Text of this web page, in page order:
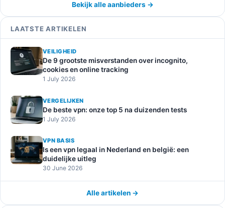
Bekijk alle aanbieders →
LAATSTE ARTIKELEN
VEILIGHEID
De 9 grootste misverstanden over incognito,
cookies en online tracking
1 July 2026
VERGELIJKEN
De beste vpn: onze top 5 na duizenden tests
1 July 2026
VPN BASIS
Is een vpn legaal in Nederland en belgië: een
duidelijke uitleg
30 June 2026
Alle artikelen →